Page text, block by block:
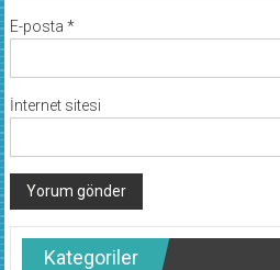
E-posta *
İnternet sitesi
Kategoriler